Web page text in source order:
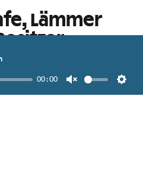
00:00
Unmute
Lämmer
zum
für